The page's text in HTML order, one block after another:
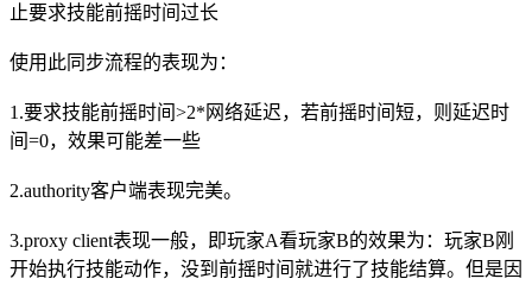
止要求技能前摇时间过长
使用此同步流程的表现为：
1.要求技能前摇时间>2*网络延迟，若前摇时间短，则延迟时
间=0，效果可能差一些
2.authority客户端表现完美。
3.proxy client表现一般，即玩家A看玩家B的效果为：玩家B刚
开始执行技能动作，没到前摇时间就进行了技能结算。但是因